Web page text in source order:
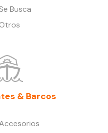
Busca
& Barcos